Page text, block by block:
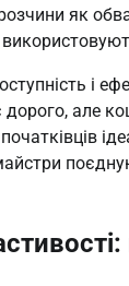
як
і
але